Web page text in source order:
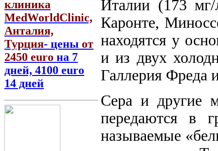
клиника
MedWorldClinic,
Анталия,
Турция- цены от
2450 euro на 7
дней, 4100 euro
14 дней
Италии (173 мг/
Каронте,
находятся у
и из двух
Галлерия Фреда
Сера и другие
передаются в
называемые